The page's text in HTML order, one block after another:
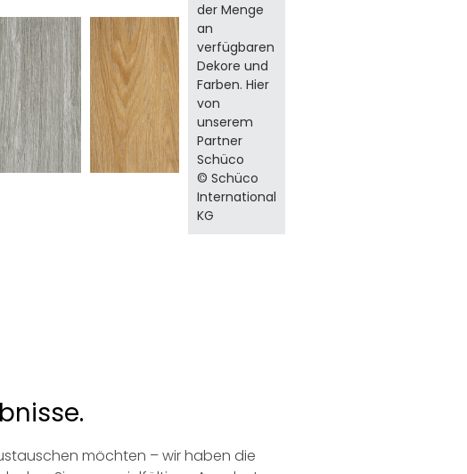
der Menge
an
verfügbaren
Dekore und
Farben. Hier
von
unserem
Partner
Schüco
© Schüco
International
KG
möchten – wir haben die